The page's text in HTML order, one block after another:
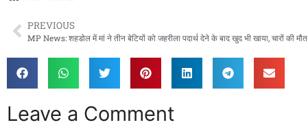
PREVIOUS
MP News: शहडोल में मां ने तीन बेटियों को जहरीला पदार्थ देने के बाद खुद भी खाया, चारों की मौत
Leave a Comment